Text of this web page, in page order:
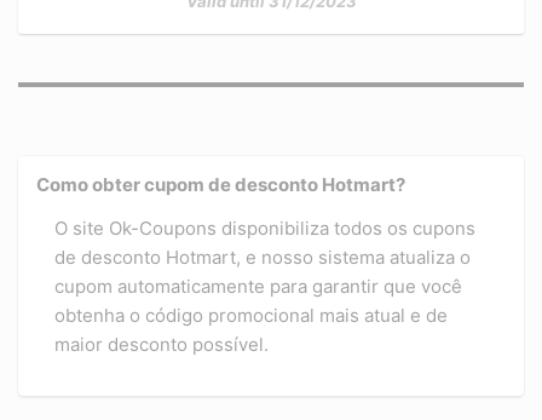
Como obter cupom de desconto Hotmart?
O site Ok-Coupons disponibiliza todos os cupons
de desconto Hotmart, e nosso sistema atualiza o
cupom automaticamente para garantir que você
obtenha o código promocional mais atual e de
maior desconto possível.